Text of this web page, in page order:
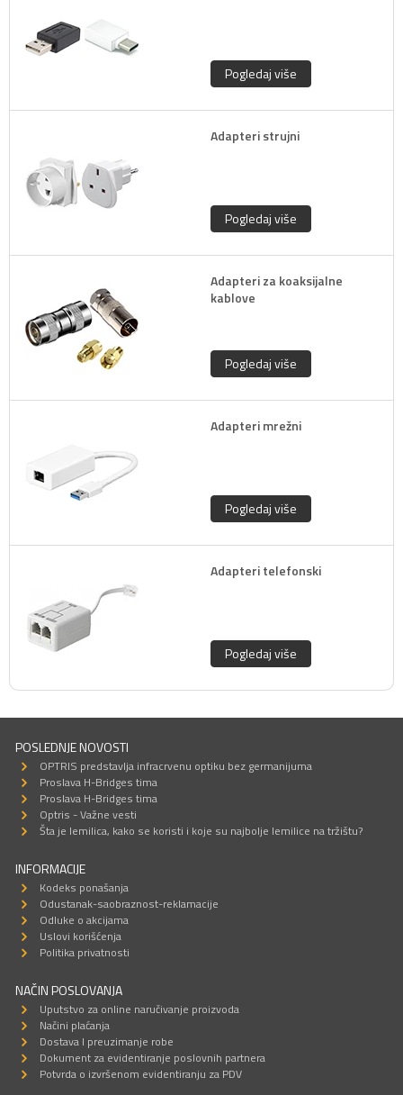
Pogledaj više
Adapteri strujni
Pogledaj više
Adapteri za koaksijalne
kablove
Pogledaj više
Adapteri mrežni
Pogledaj više
Adapteri telefonski
Pogledaj više
POSLEDNJE NOVOSTI
OPTRIS predstavlja infracrvenu optiku bez germanijuma
Proslava H-Bridges tima
Proslava H-Bridges tima
Optris - Važne vesti
Šta je lemilica, kako se koristi i koje su najbolje lemilice na tržištu?
INFORMACIJE
Kodeks ponašanja
Odustanak-saobraznost-reklamacije
Odluke o akcijama
Uslovi korišćenja
Politika privatnosti
NAČIN POSLOVANJA
Uputstvo za online naručivanje proizvoda
Načini plaćanja
Dostava I preuzimanje robe
Dokument za evidentiranje poslovnih partnera
Potvrda o izvršenom evidentiranju za PDV